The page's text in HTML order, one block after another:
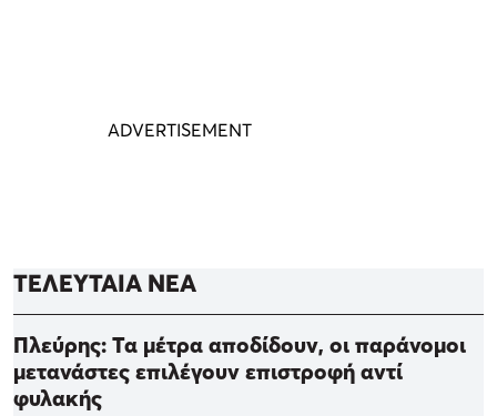
ΤΕΛΕΥΤΑΙΑ ΝΕΑ
Πλεύρης: Τα μέτρα αποδίδουν, οι παράνομοι
μετανάστες επιλέγουν επιστροφή αντί
φυλακής